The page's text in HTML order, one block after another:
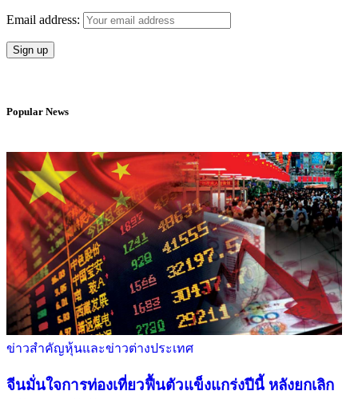
Email address:
Popular News
ข่าวสำคัญหุ้นและข่าวต่างประเทศ
จีนมั่นใจการท่องเที่ยวฟื้นตัวแข็งแกร่งปีนี้ หลังยกเลิก